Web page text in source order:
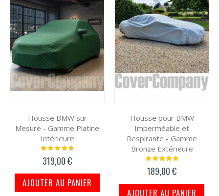
Housse BMW sur
Mesure - Gamme Platine
Intérieure
Notation:
319,00 €
AJOUTER AU PANIER
Housse pour BMW
Imperméable et
Respirante - Gamme
Bronze Extérieure
Notation:
189,00 €
AJOUTER AU PANIER